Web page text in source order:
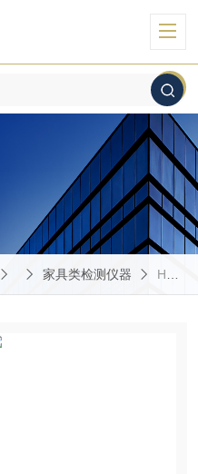
家具类检测仪器 HD-F749办公桌抽屉反复稳定性能测试仪